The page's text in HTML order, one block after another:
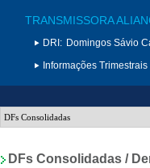
TRANSMISSORA
DRI: Domingos Sávio
Informações